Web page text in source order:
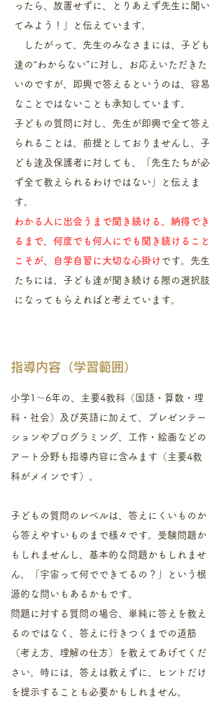
ったら、放置せずに、とりあえず先生に聞い
てみよう！」と伝えています。
したがって、 先生のみなさまには、子ども
達の“わからない”に対し、お応えいただきた
いのですが、即興で答えるというのは、容易
なことではないことも承知しています。
子どもの質問に対し、先生が即興で全て答え
られることは、 前提としておりませんし、子
ども達及保護者に対しても、「先生たちが必
ず全て教えられるわけではない」と伝えま
す。
わかる人に出会うまで聞き続ける、納得でき
るまで、何度でも何人にでも聞き続けること
こそが、自学自習に大切な心掛け です。 先生
たちには、子ども達が聞き続ける際の選択肢
になってもらえればと考えています。
指導内容（学習範囲）
小学1～6年の、主要4教科（国語・算数・理
科・社会）及び英語に加えて、プレゼンテー
ションやプログラミング、工作・絵画などの
アート分野も指導内容に含みます（主要4教
科がメインです）。
子どもの質問のレベルは、答えにくいものか
ら答えやすいものまで様々です。受験問題か
もしれませんし、基本的な問題かもしれませ
ん。「宇宙って何でできてるの？」という根
源的な問いもあるかもです。
問題に対する質問の場合、単純に答えを教え
るのではなく、答えに行きつくまでの道筋
（考え方、理解の仕方）を教えてあげてくだ
さい。 ​時には、答えは教えずに、ヒントだけ
を提示することも必要かもしれません。